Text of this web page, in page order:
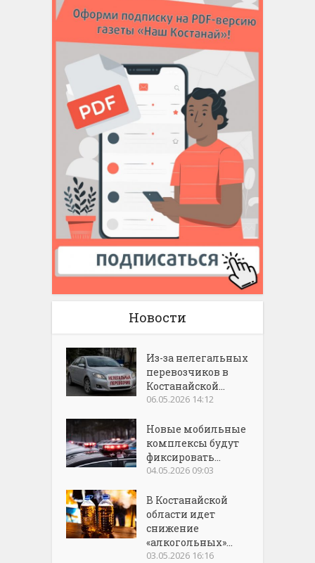
Новости
Из-за нелегальных
перевозчиков в
Костанайской...
06.05.2026 14:12
Новые мобильные
комплексы будут
фиксировать...
04.05.2026 09:03
В Костанайской
области идет
снижение
«алкогольных»...
03.05.2026 16:16